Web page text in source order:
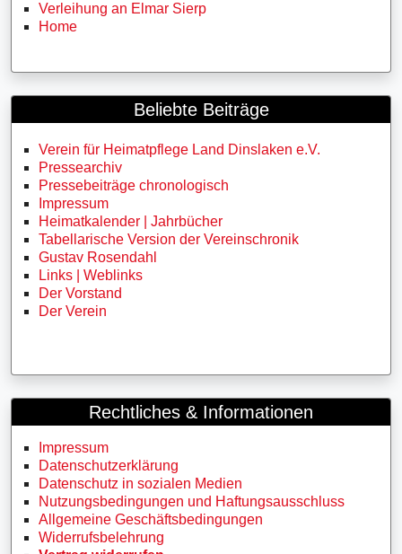
Verleihung an Elmar Sierp
Home
Beliebte Beiträge
Verein für Heimatpflege Land Dinslaken e.V.
Pressearchiv
Pressebeiträge chronologisch
Impressum
Heimatkalender | Jahrbücher
Tabellarische Version der Vereinschronik
Gustav Rosendahl
Links | Weblinks
Der Vorstand
Der Verein
Rechtliches & Informationen
Impressum
Datenschutzerklärung
Datenschutz in sozialen Medien
Nutzungsbedingungen und Haftungsausschluss
Allgemeine Geschäftsbedingungen
Widerrufsbelehrung